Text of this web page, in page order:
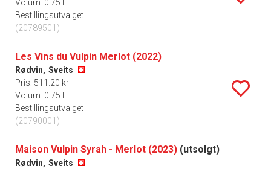
Volum: 0.75 l
Bestillingsutvalget
(20789501)
Les Vins du Vulpin Merlot (2022)
Rødvin, Sveits
Pris: 511.20 kr
Volum: 0.75 l
Bestillingsutvalget
(20790001)
Maison Vulpin Syrah - Merlot (2023) (utsolgt)
Rødvin, Sveits